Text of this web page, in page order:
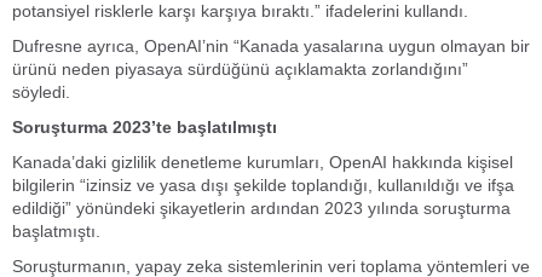
potansiyel risklerle karşı karşıya bıraktı.” ifadelerini kullandı.
Dufresne ayrıca, OpenAI’nin “Kanada yasalarına uygun olmayan bir
ürünü neden piyasaya sürdüğünü açıklamakta zorlandığını”
söyledi.
Soruşturma 2023’te başlatılmıştı
Kanada’daki gizlilik denetleme kurumları, OpenAI hakkında kişisel
bilgilerin “izinsiz ve yasa dışı şekilde toplandığı, kullanıldığı ve ifşa
edildiği” yönündeki şikayetlerin ardından 2023 yılında soruşturma
başlatmıştı.
Soruşturmanın, yapay zeka sistemlerinin veri toplama yöntemleri ve